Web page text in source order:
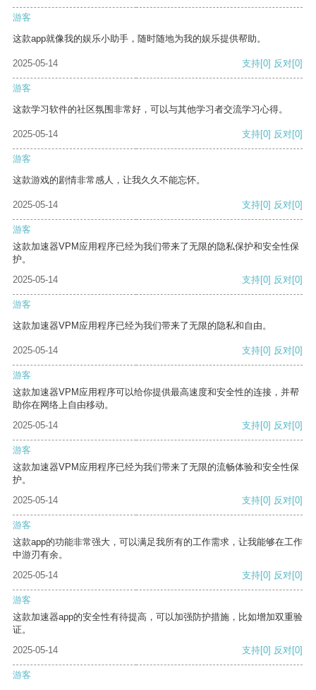
游客
这款app就像我的娱乐小助手，随时随地为我的娱乐提供帮助。
2025-05-14 支持[0] 反对[0]
游客
这款学习软件的社区氛围非常好，可以与其他学习者交流学习心得。
2025-05-14 支持[0] 反对[0]
游客
这款游戏的剧情非常感人，让我久久不能忘怀。
2025-05-14 支持[0] 反对[0]
游客
这款加速器VPM应用程序已经为我们带来了无限的隐私保护和安全性保
护。
2025-05-14
支持[0] 反对[0]
游客
这款加速器VPM应用程序已经为我们带来了无限的隐私和自由。
2025-05-14 支持[0] 反对[0]
游客
这款加速器VPM应用程序可以给你提供最高速度和安全性的连接，并帮
助你在网络上自由移动。
2025-05-14
支持[0] 反对[0]
游客
这款加速器VPM应用程序已经为我们带来了无限的流畅体验和安全性保
护。
2025-05-14
支持[0] 反对[0]
游客
这款app的功能非常强大，可以满足我所有的工作需求，让我能够在工作
中游刃有余。
2025-05-14
支持[0] 反对[0]
游客
这款加速器app的安全性有待提高，可以加强防护措施，比如增加双重验
证。
2025-05-14
支持[0] 反对[0]
游客